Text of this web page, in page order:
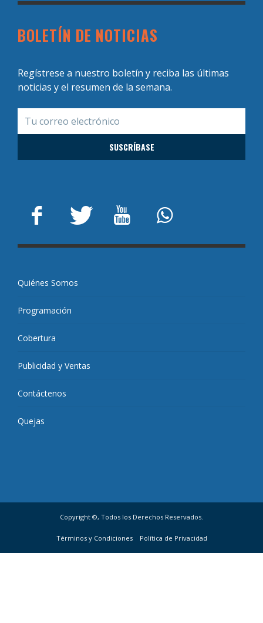
BOLETÍN DE NOTICIAS
Regístrese a nuestro boletín y reciba las últimas
noticias y el resumen de la semana.
Quiénes Somos
Programación
Cobertura
Publicidad y Ventas
Contáctenos
Quejas
Copyright ©, Todos los Derechos Reservados.
Términos y Condiciones Política de Privacidad